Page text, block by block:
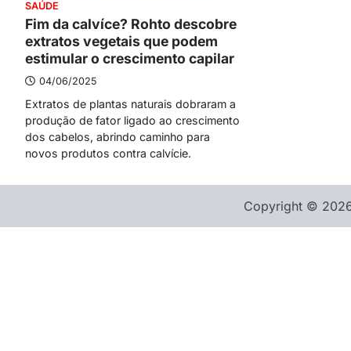
SAÚDE
Fim da calvíce? Rohto descobre
extratos vegetais que podem
estimular o crescimento capilar
04/06/2025
Extratos de plantas naturais dobraram a
produção de fator ligado ao crescimento
dos cabelos, abrindo caminho para
novos produtos contra calvície.
Copyright ©